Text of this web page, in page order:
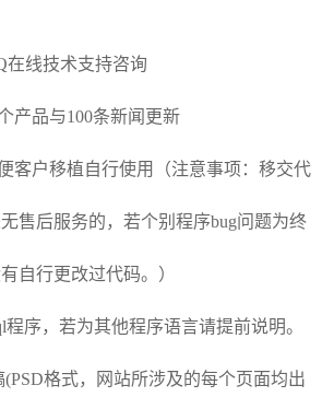
在线技术支持咨询
产品与100条新闻更新
客户移植自行使用（注意事项：移交代
售后服务的，若个别程序bug问题为终
自行更改过代码。）
程序，若为其他程序语言请提前说明。
(PSD格式，网站所涉及的每个页面均出